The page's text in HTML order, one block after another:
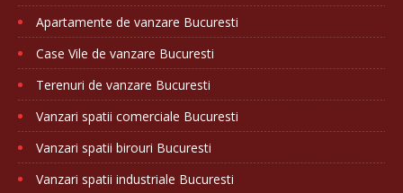
Apartamente de vanzare Bucuresti
Case Vile de vanzare Bucuresti
Terenuri de vanzare Bucuresti
Vanzari spatii comerciale Bucuresti
Vanzari spatii birouri Bucuresti
Vanzari spatii industriale Bucuresti